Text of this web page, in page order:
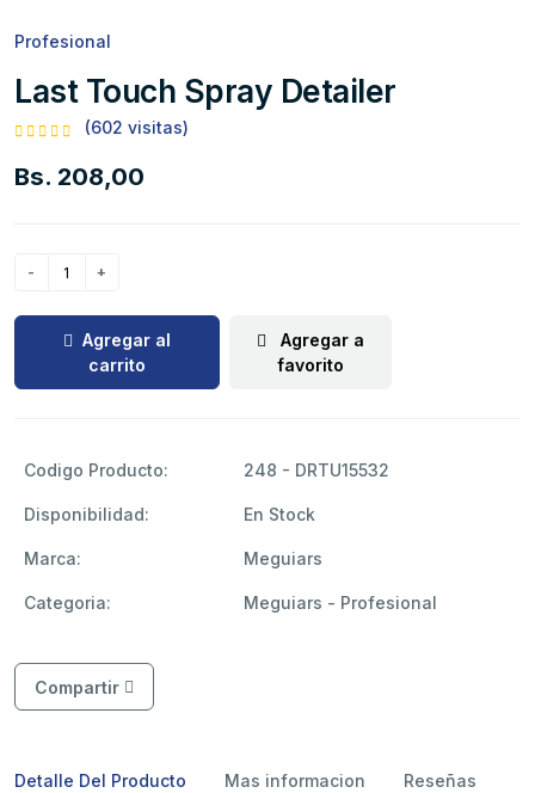
Profesional
Last Touch Spray Detailer
(602 visitas)
Bs. 208,00
Agregar al
carrito
Agregar a
favorito
Codigo Producto: 248 - DRTU15532
Disponibilidad: En Stock
Marca: Meguiars
Categoria: Meguiars - Profesional
Compartir
Detalle Del Producto Mas informacion Reseñas